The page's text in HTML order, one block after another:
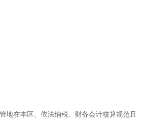
地在本区、依法纳税、财务会计核算规范且